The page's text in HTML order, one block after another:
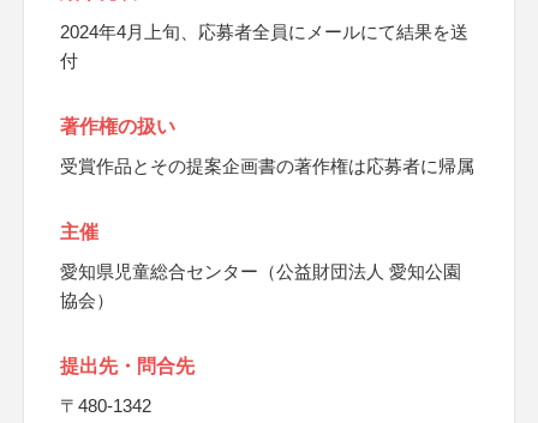
2024年4月上旬、応募者全員にメールにて結果を送
付
著作権の扱い
受賞作品とその提案企画書の著作権は応募者に帰属
主催
愛知県児童総合センター（公益財団法人 愛知公園
協会）
提出先・問合先
〒480-1342